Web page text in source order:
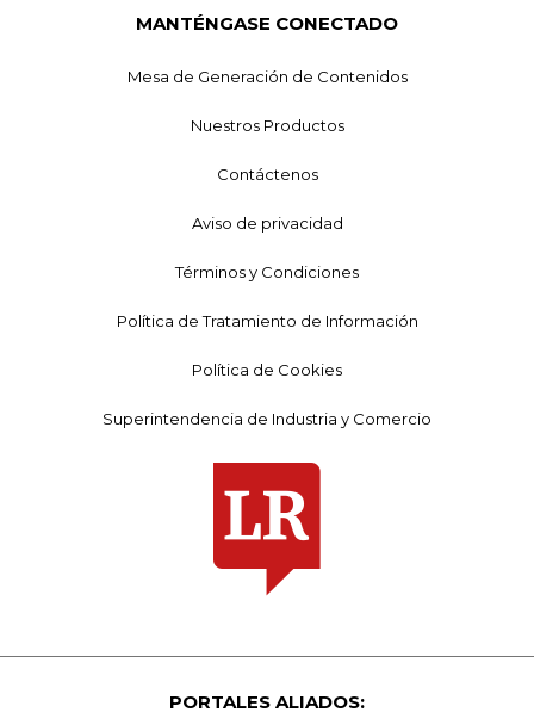
MANTÉNGASE CONECTADO
Mesa de Generación de Contenidos
Nuestros Productos
Contáctenos
Aviso de privacidad
Términos y Condiciones
Política de Tratamiento de Información
Política de Cookies
Superintendencia de Industria y Comercio
PORTALES ALIADOS: